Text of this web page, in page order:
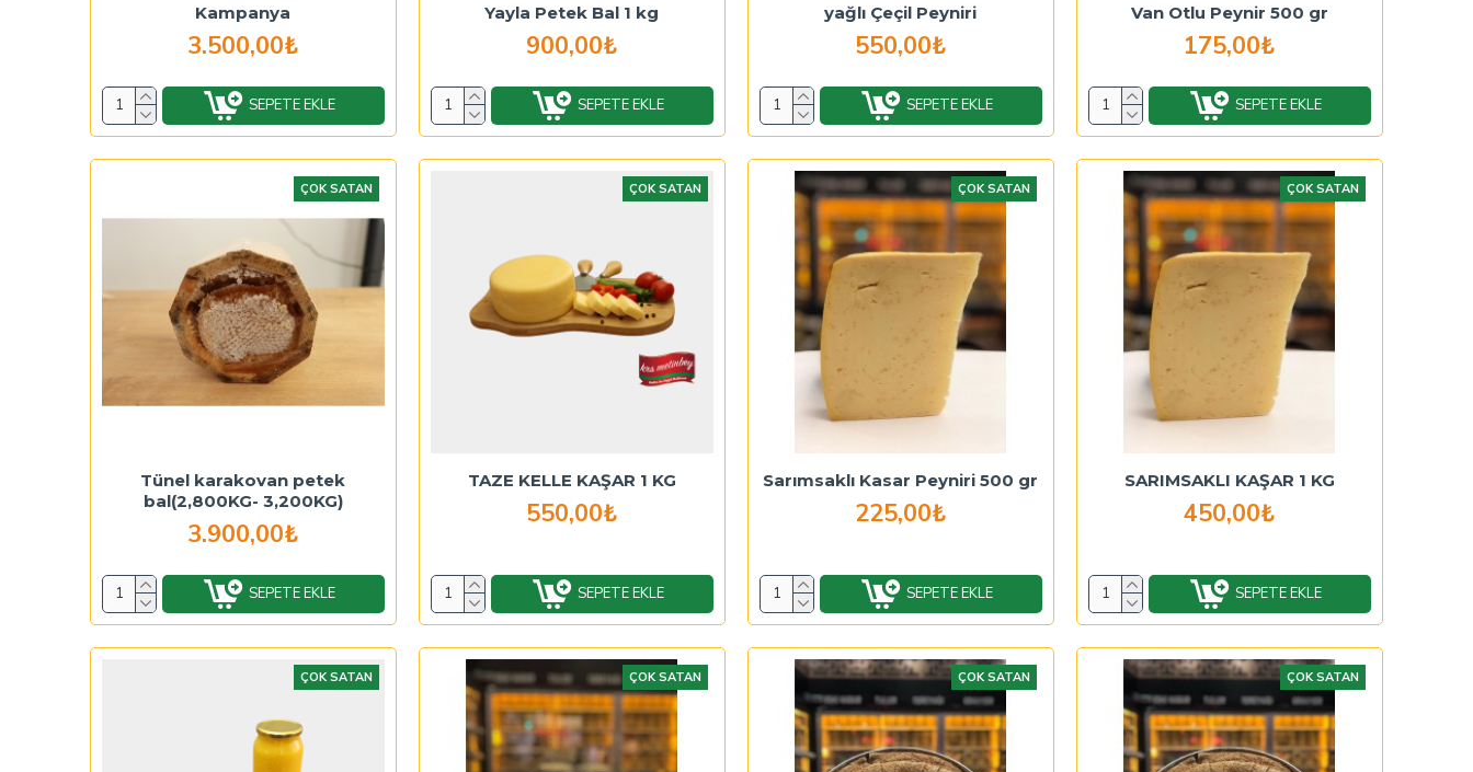
Kampanya
3.500,00₺
SEPETE EKLE
Yayla Petek Bal 1 kg
900,00₺
SEPETE EKLE
yağlı Çeçil Peyniri
550,00₺
SEPETE EKLE
Van Otlu Peynir 500 gr
175,00₺
SEPETE EKLE
ÇOK SATAN
Tünel karakovan petek
bal(2,800KG- 3,200KG)
3.900,00₺
SEPETE EKLE
ÇOK SATAN
TAZE KELLE KAŞAR 1 KG
550,00₺
SEPETE EKLE
ÇOK SATAN
Sarımsaklı Kasar Peyniri 500 gr
225,00₺
SEPETE EKLE
ÇOK SATAN
SARIMSAKLI KAŞAR 1 KG
450,00₺
SEPETE EKLE
ÇOK SATAN ÇOK SATAN ÇOK SATAN ÇOK SATAN